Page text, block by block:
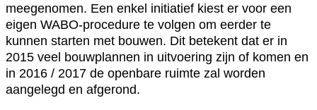
meegenomen. Een enkel initiatief kiest er voor een
eigen WABO-procedure te volgen om eerder te
kunnen starten met bouwen. Dit betekent dat er in
2015 veel bouwplannen in uitvoering zijn of komen en
in 2016 / 2017 de openbare ruimte zal worden
aangelegd en afgerond.